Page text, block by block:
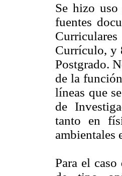
Se hizo
fuentes
Currículo, y
Postgrado.
de la
líneas que
de
tanto en
ambientales
Para el